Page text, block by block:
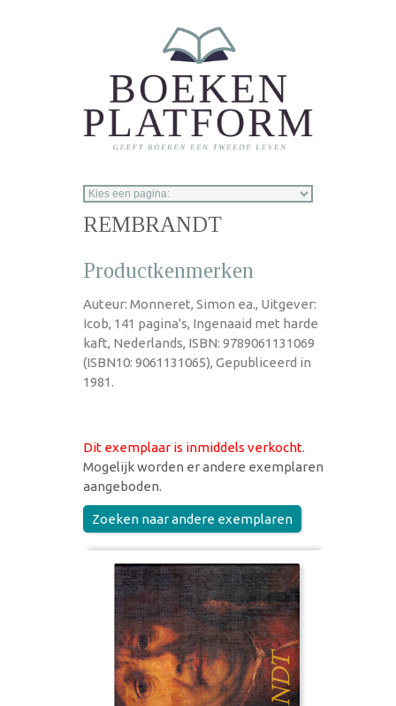
REMBRANDT
Productkenmerken
Auteur: Monneret, Simon ea., Uitgever:
Icob, 141 pagina's, Ingenaaid met harde
kaft, Nederlands, ISBN: 9789061131069
(ISBN10: 9061131065), Gepubliceerd in
1981.
Dit exemplaar is inmiddels verkocht.
Mogelijk worden er andere exemplaren
aangeboden.
Zoeken naar andere exemplaren